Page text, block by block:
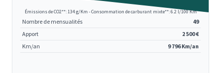
Émissions de CO2**: 134 g/Km - Consommation de carburant mixte**: 6.2 l/100 Km
Nombre de mensualités
49
Apport
2 500 €
Km/an
9 796 Km/an